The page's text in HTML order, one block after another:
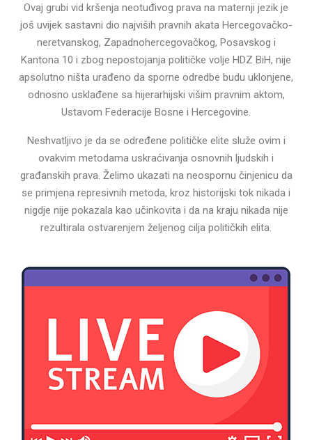
Ovaj grubi vid kršenja neotuđivog prava na maternji jezik je
još uvijek sastavni dio najviših pravnih akata Hercegovačko-
neretvanskog, Zapadnohercegovačkog, Posavskog i
Kantona 10 i zbog nepostojanja političke volje HDZ BiH, nije
apsolutno ništa urađeno da sporne odredbe budu uklonjene,
odnosno usklađene sa hijerarhijski višim pravnim aktom,
Ustavom Federacije Bosne i Hercegovine.
Neshvatljivo je da se određene političke elite služe ovim i
ovakvim metodama uskraćivanja osnovnih ljudskih i
građanskih prava. Želimo ukazati na neospornu činjenicu da
se primjena represivnih metoda, kroz historijski tok nikada i
nigdje nije pokazala kao učinkovita i da na kraju nikada nije
rezultirala ostvarenjem željenog cilja političkih elita.